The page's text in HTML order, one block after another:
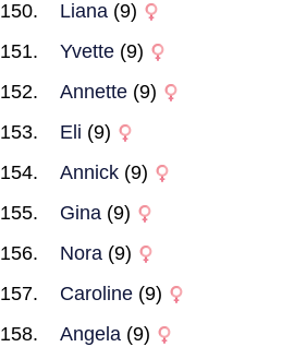
Liana (9)
Yvette (9)
Annette (9)
Eli (9)
Annick (9)
Gina (9)
Nora (9)
Caroline (9)
Angela (9)